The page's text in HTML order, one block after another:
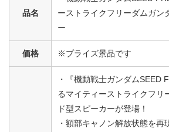
品名
ーストライクフリーダムガン
ー
価格 ※プライズ景品です
・『機動戦士ガンダムSEED
るマイティーストライクフリ
ド型スピーカーが登場！
・額部キャノン解放状態を再